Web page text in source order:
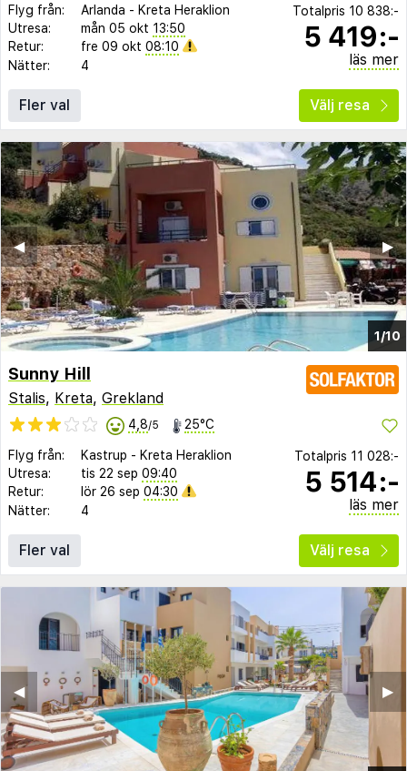
Flyg från: Arlanda - Kreta Heraklion
Utresa:
mån 05 okt 13:50
Retur:
fre 09 okt 08:10
Nätter:
4
Totalpris 10 838:-
5 419:-
läs mer
Fler val Välj resa
1/10
▶︎
◀︎
Sunny Hill
Stalis, Kreta, Grekland
4,8/5 25°C
Flyg från: Kastrup - Kreta Heraklion
Utresa:
tis 22 sep 09:40
Retur:
lör 26 sep 04:30
Nätter:
4
Totalpris 11 028:-
5 514:-
läs mer
Fler val Välj resa
▶︎
◀︎